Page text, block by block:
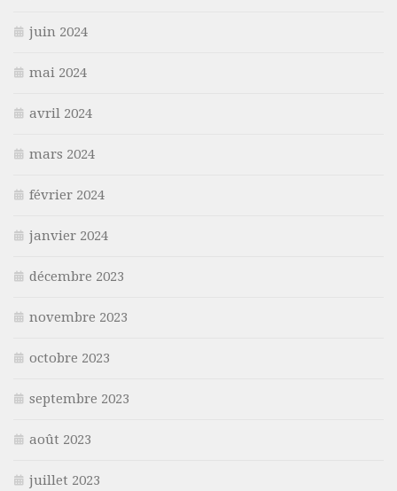
juin 2024
mai 2024
avril 2024
mars 2024
février 2024
janvier 2024
décembre 2023
novembre 2023
octobre 2023
septembre 2023
août 2023
juillet 2023